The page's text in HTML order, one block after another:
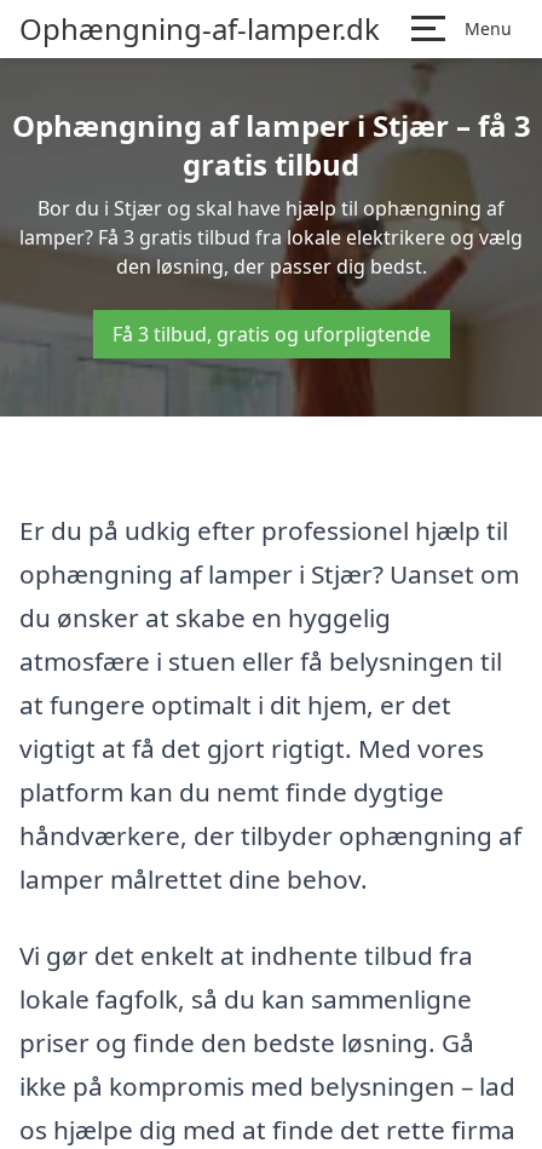
Ophængning-af-lamper.dk Menu
Ophængning af lamper i Stjær – få 3
gratis tilbud
Bor du i Stjær og skal have hjælp til ophængning af
lamper? Få 3 gratis tilbud fra lokale elektrikere og vælg
den løsning, der passer dig bedst.
Få 3 tilbud, gratis og uforpligtende
Er du på udkig efter professionel hjælp til
ophængning af lamper i Stjær? Uanset om
du ønsker at skabe en hyggelig
atmosfære i stuen eller få belysningen til
at fungere optimalt i dit hjem, er det
vigtigt at få det gjort rigtigt. Med vores
platform kan du nemt finde dygtige
håndværkere, der tilbyder ophængning af
lamper målrettet dine behov.
Vi gør det enkelt at indhente tilbud fra
lokale fagfolk, så du kan sammenligne
priser og finde den bedste løsning. Gå
ikke på kompromis med belysningen – lad
os hjælpe dig med at finde det rette firma